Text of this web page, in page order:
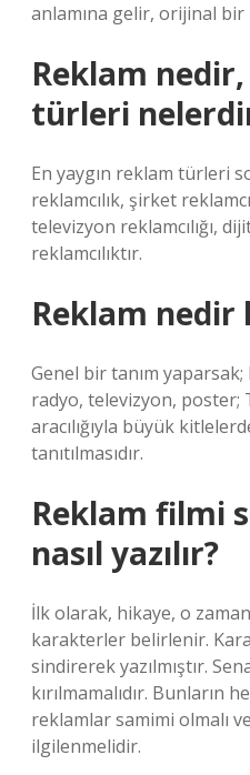
anlamına gelir, orijinal bir
Reklam
türleri
En yaygın reklam türleri
reklamcılık, şirket
televizyon reklamcılığı,
reklamcılıktır.
Reklam nedir
Genel bir tanım
radyo, televizyon, poster;
aracılığıyla büyük
tanıtılmasıdır.
Reklam filmi
nasıl yazılır?
İlk olarak, hikaye, o
karakterler belirlenir.
sindirerek yazılmıştır.
kırılmamalıdır. Bunların
reklamlar samimi olmalı
ilgilenmelidir.